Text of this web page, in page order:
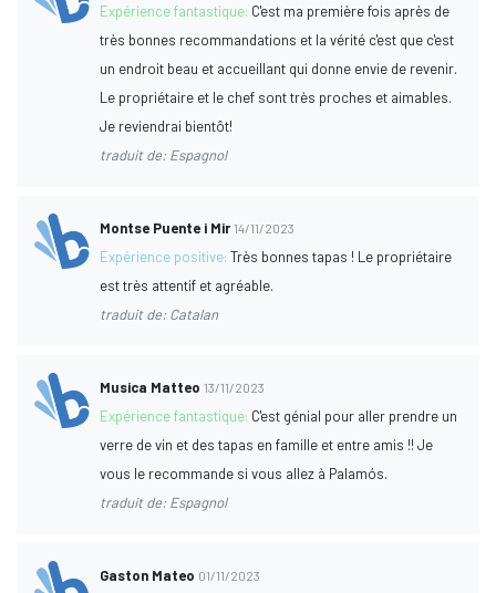
Expérience fantastique: C'est ma première fois après de
très bonnes recommandations et la vérité c'est que c'est
un endroit beau et accueillant qui donne envie de revenir.
Le propriétaire et le chef sont très proches et aimables.
Je reviendrai bientôt!
traduit de: Espagnol
Montse Puente i Mir 14/11/2023
Expérience positive:Très bonnes tapas ! Le propriétaire
est très attentif et agréable.
traduit de: Catalan
Musica Matteo 13/11/2023
Expérience fantastique: C'est génial pour aller prendre un
verre de vin et des tapas en famille et entre amis !! Je
vous le recommande si vous allez à Palamós.
traduit de: Espagnol
Gaston Mateo 01/11/2023